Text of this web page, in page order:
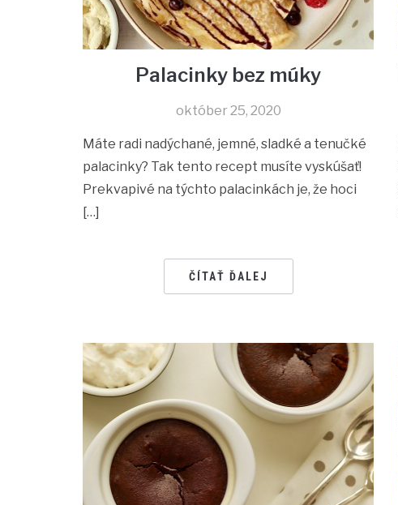
Palacinky bez múky
október 25, 2020
Máte radi nadýchané, jemné, sladké a tenučké
palacinky? Tak tento recept musíte vyskúšať!
Prekvapivé na týchto palacinkách je, že hoci
[…]
ČÍTAŤ ĎALEJ